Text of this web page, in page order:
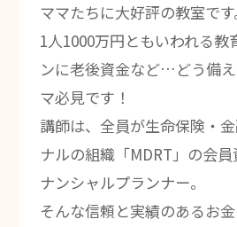
ママたちに大好評の教室です
1人1000万円ともいわれる教
ンに老後資金など…どう備
マ必見です！
講師は、全員が生命保険・
ナルの組織「MDRT」の会
ナンシャルプランナー。
そんな信頼と実績のあるお